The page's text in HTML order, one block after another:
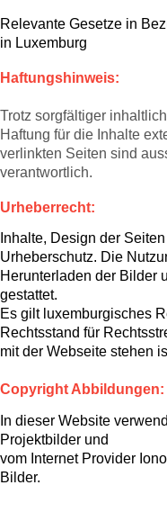
Relevante Gesetze in
in Luxemburg
Haftungshinweis:
Trotz sorgfältiger
Haftung für die Inhalte
verlinkten Seiten sind
verantwortlich.
Urheberrecht:
Inhalte, Design der
Urheberschutz. Die
Herunterladen der Bilder
gestattet.
Es gilt luxemburgisches
Rechtsstand für
mit der Webseite stehen
Copyright Abbildungen:
In dieser Website
Projektbilder und
vom Internet Provider
Bilder.